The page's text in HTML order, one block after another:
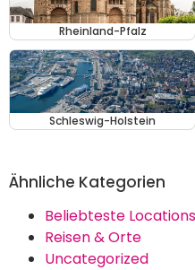
Rheinland-Pfalz
Schleswig-Holstein
Ähnliche Kategorien
Beliebteste Locations
Reisen & Orte
Uncategorized